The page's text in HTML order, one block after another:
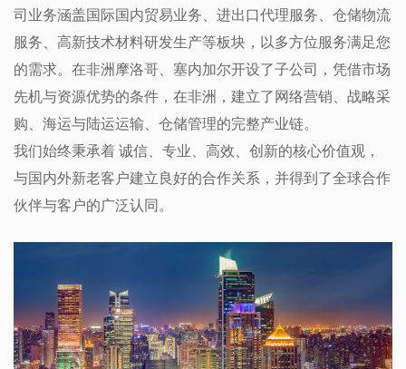
司业务涵盖国际国内贸易业务、进出口代理服务、仓储物流
服务、高新技术材料研发生产等板块，以多方位服务满足您
的需求。在非洲摩洛哥、塞内加尔开设了子公司，凭借市场
先机与资源优势的条件，在非洲，建立了网络营销、战略采
购、海运与陆运运输、仓储管理的完整产业链。
我们始终秉承着 诚信、专业、高效、创新的核心价值观，
与国内外新老客户建立良好的合作关系，并得到了全球合作
伙伴与客户的广泛认同。